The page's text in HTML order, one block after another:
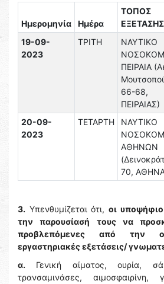
Ημερομηνία Ημέρα
ΤΟΠΟΣ
ΕΞΕΤΑΣΗΣ
19-09-
2023
ΤΡΙΤΗ
ΝΑΥΤΙΚΟ
ΠΕΙΡΑΙΑ
66-68,
ΠΕΙΡΑΙΑΣ)
20-09-
2023
ΤΕΤΑΡΤΗ
ΝΑΥΤΙΚΟ
ΑΘΗΝΩΝ
70,
3. Υπενθυμίζεται ότι, οι
την παρουσίασή τους να
προβλεπόμενες από την
εργαστηριακές εξετάσεις/
α. Γενική αίματος, ουρία,
τρανσαμινάσες,